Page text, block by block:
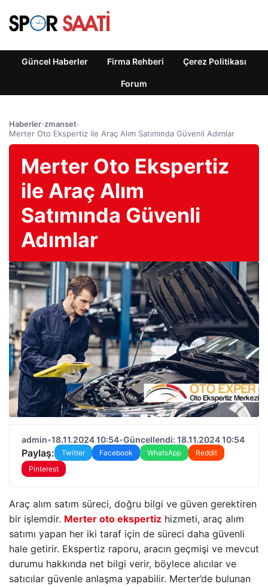
Güncel Haberler Firma Rehberi Çerez Politikası
Forum
Haberler›zmanset›
Merter Oto Ekspertiz ile Araç Alım Satımında Güvenli Adımlar
Merter Oto Ekspertiz
ile Araç Alım
Satımında Güvenli
Adımlar
admin•18.11.2024 10:54•Güncellendi: 18.11.2024 10:54
Paylaş: Twitter Facebook WhatsApp
Reddit
Pinterest
Araç alım satım süreci, doğru bilgi ve güven gerektiren
bir işlemdir. Merter oto ekspertiz hizmeti, araç alım
satımı yapan her iki taraf için de süreci daha güvenli
hale getirir. Ekspertiz raporu, aracın geçmişi ve mevcut
durumu hakkında net bilgi verir, böylece alıcılar ve
satıcılar güvenle anlaşma yapabilir. Merter’de bulunan